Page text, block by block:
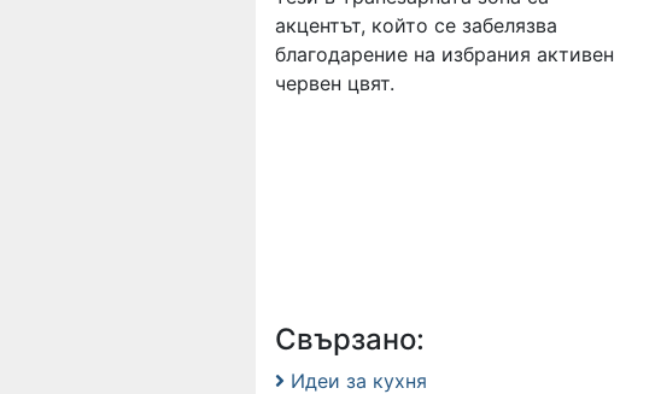
акцентът, който се забелязва
благодарение на избрания активен
червен цвят.
Свързано:
Идеи за кухня